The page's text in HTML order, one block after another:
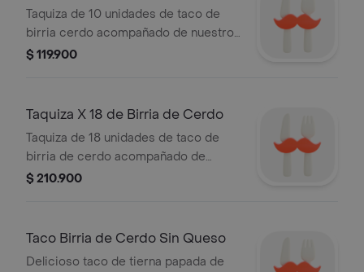
Taquiza de 10 unidades de taco de
birria cerdo acompañado de nuestro
tradicional consomé de birria.
$ 119.900
Taquiza X 18 de Birria de Cerdo
Taquiza de 18 unidades de taco de
birria de cerdo acompañado de
nuestro tradicional consomé de
$ 210.900
Taco Birria de Cerdo Sin Queso
Delicioso taco de tierna papada de